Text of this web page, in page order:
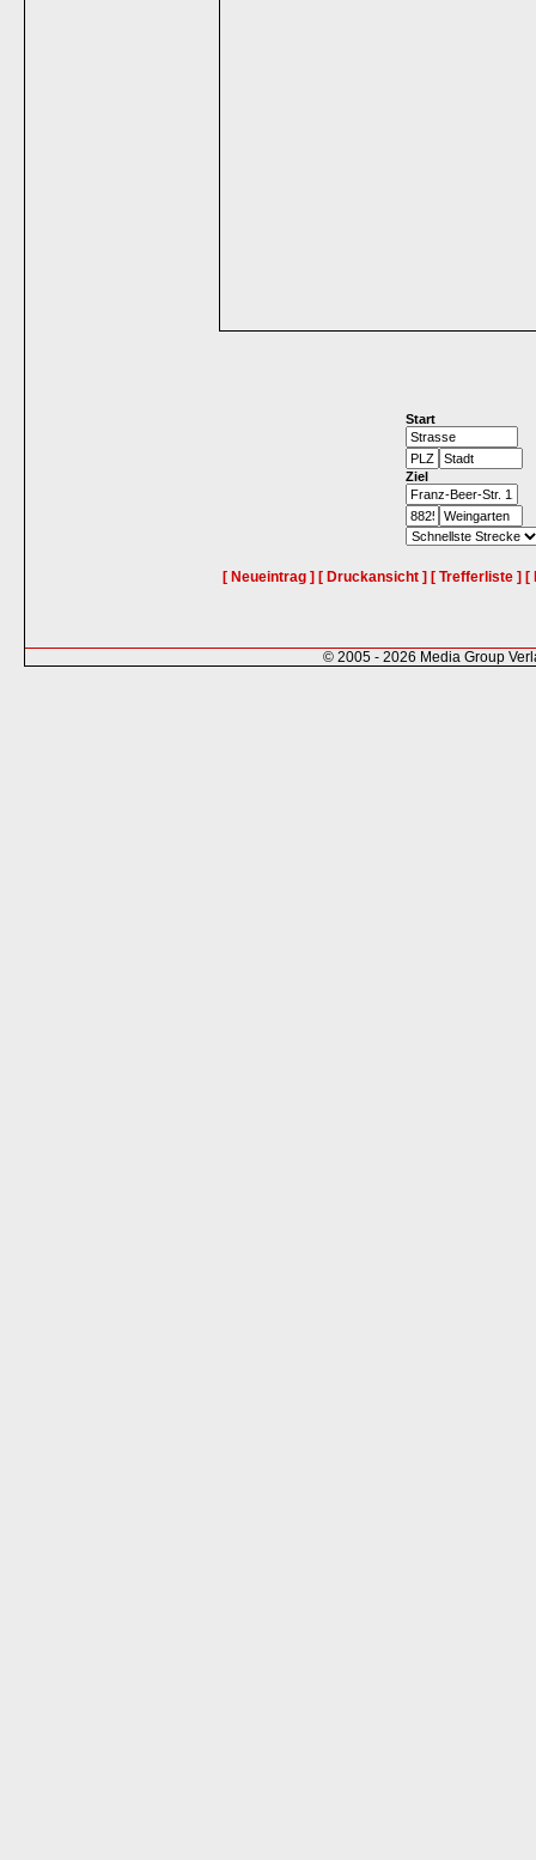
Start
Ziel
[ Neueintrag ] [ Druckansicht ] [ Trefferliste ] [
© 2005 - 2026 Media Group